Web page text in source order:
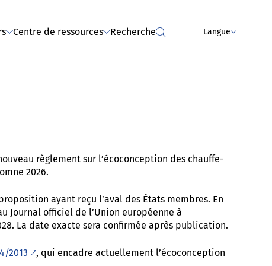
Centre de ressources Recherche Langue
règlement sur l’écoconception des chauffe-
2026.
ayant reçu l’aval des États membres. En
officiel de l’Union européenne à
La date exacte sera confirmée après publication.
2013
, qui encadre actuellement l’écoconception